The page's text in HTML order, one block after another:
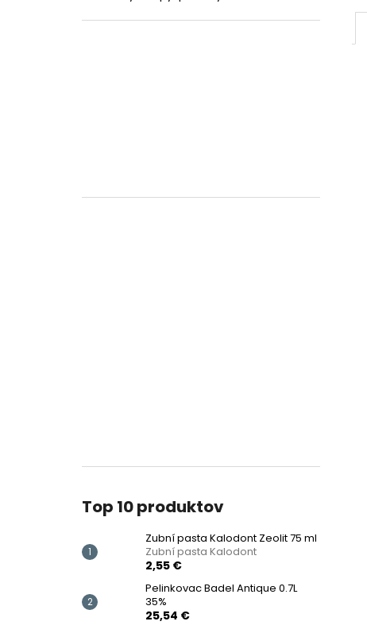
Top 10 produktov
Zubní pasta Kalodont Zeolit ​​75 ml
Zubní pasta Kalodont
2,55 €
Pelinkovac Badel Antique 0.7L
35%
25,54 €